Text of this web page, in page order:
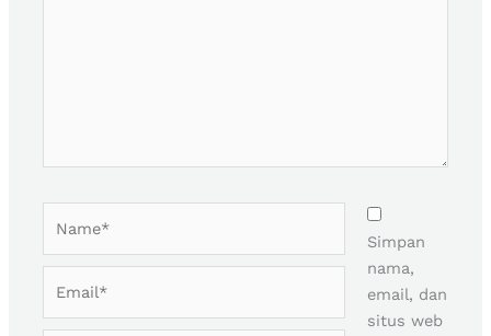
Simpan
nama,
email, dan
situs web